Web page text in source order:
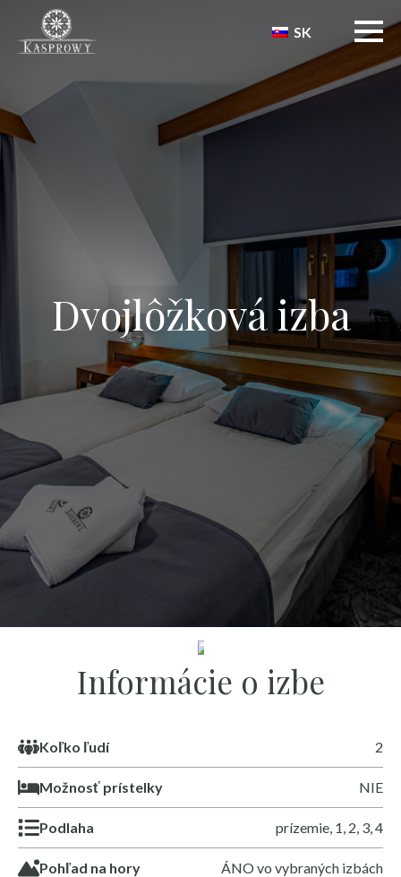
SK
Dvojlôžková izba
Informácie o izbe
Koľko ľudí 2
Možnosť prístelky NIE
Podlaha prízemie, 1, 2, 3, 4
Pohľad na hory ÁNO vo vybraných izbách